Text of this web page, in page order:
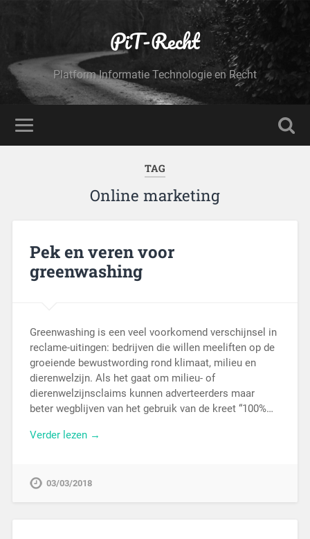
PiT-Recht
Platform Informatie Technologie en Recht
TAG
Online marketing
Pek en veren voor
greenwashing
Greenwashing is een veel voorkomend verschijnsel in
reclame-uitingen: bedrijven die willen meeliften op de
groeiende bewustwording rond klimaat, milieu en
dierenwelzijn. Als het gaat om milieu- of
dierenwelzijnsclaims kunnen adverteerders maar
beter wegblijven van het gebruik van de kreet “100%…
Verder lezen →
03/03/2018